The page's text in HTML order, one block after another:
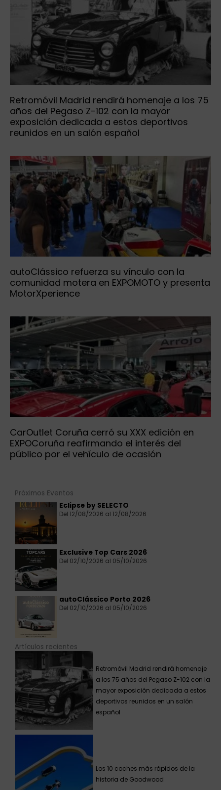
Retromóvil Madrid rendirá homenaje a los 75
años del Pegaso Z-102 con la mayor
exposición dedicada a estos deportivos
reunidos en un salón español
autoClássico refuerza su vínculo con la
comunidad motera en EXPOMOTO y presenta
MotorXperience
CarOutlet Coruña cerró su XXX edición en
EXPOCoruña reafirmando el interés del
público por el vehículo de ocasión
Próximos Eventos
Eclipse by SELECTO
Del 12/08/2026 al 12/08/2026
Exclusive Top Cars 2026
Del 02/10/2026 al 05/10/2026
autoClássico Porto 2026
Del 02/10/2026 al 05/10/2026
Artículos recientes
Retromóvil Madrid rendirá homenaje
a los 75 años del Pegaso Z-102 con la
mayor exposición dedicada a estos
deportivos reunidos en un salón
español
Los 10 coches más rápidos de la
historia de Goodwood